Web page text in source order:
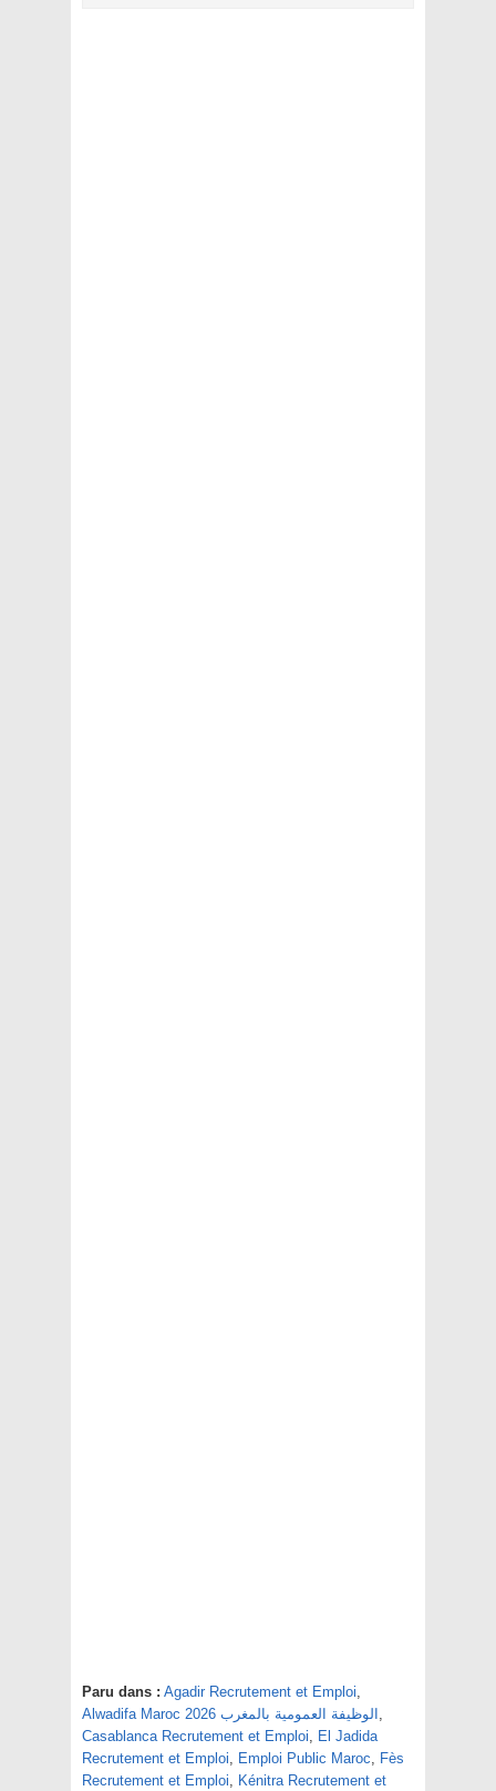
Paru dans : Agadir Recrutement et Emploi,
Alwadifa Maroc 2026 الوظيفة العمومية بالمغرب ,
Casablanca Recrutement et Emploi, El Jadida
Recrutement et Emploi, Emploi Public Maroc, Fès
Recrutement et Emploi, Kénitra Recrutement et